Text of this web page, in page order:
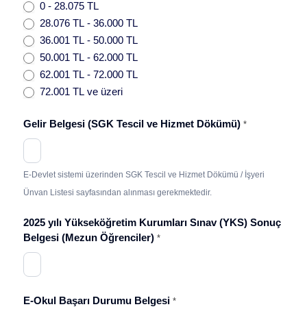
0 - 28.075 TL
28.076 TL - 36.000 TL
36.001 TL - 50.000 TL
50.001 TL - 62.000 TL
62.001 TL - 72.000 TL
72.001 TL ve üzeri
Gelir Belgesi (SGK Tescil ve Hizmet Dökümü) *
E-Devlet sistemi üzerinden SGK Tescil ve Hizmet Dökümü / İşyeri
Ünvan Listesi sayfasından alınması gerekmektedir.
2025 yılı Yükseköğretim Kurumları Sınav (YKS) Sonuç
Belgesi (Mezun Öğrenciler) *
E-Okul Başarı Durumu Belgesi *